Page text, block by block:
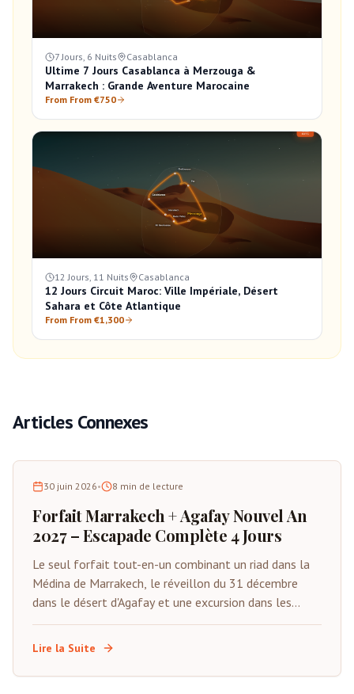
7 Jours, 6 Nuits Casablanca
Ultime 7 Jours Casablanca à Merzouga &
Marrakech : Grande Aventure Marocaine
From From €750
12 Jours, 11 Nuits Casablanca
12 Jours Circuit Maroc: Ville Impériale, Désert
Sahara et Côte Atlantique
From From €1,300
Articles Connexes
30 juin 2026• 8 min de lecture
Forfait Marrakech + Agafay Nouvel An
2027 – Escapade Complète 4 Jours
Le seul forfait tout-en-un combinant un riad dans la
Médina de Marrakech, le réveillon du 31 décembre
dans le désert d'Agafay et une excursion dans les
montagnes de l'Atlas. Du 29 décembre au 1er janvier
2027. Tout inclus sauf les vols.
Lire la Suite